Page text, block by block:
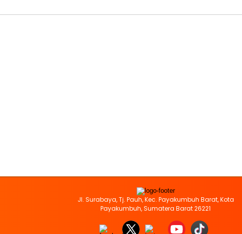
Jl. Surabaya, Tj. Pauh, Kec. Payakumbuh Barat, Kota
Payakumbuh, Sumatera Barat 26221